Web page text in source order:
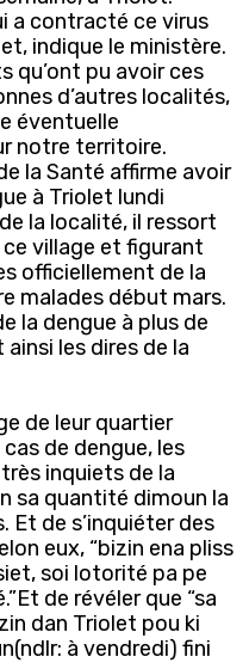
a contracté ce virus
indique le ministère.
qu’ont pu avoir ces
d’autres localités,
éventuelle
notre territoire.
la Santé affirme avoir
à Triolet lundi
la localité, il ressort
village et figurant
officiellement de la
malades début mars.
la dengue à plus de
les dires de la
de leur quartier
de dengue, les
inquiets de la
sa quantité dimoun la
Et de s’inquiéter des
eux, “bizin ena pliss
soi lotorité pa pe
de révéler que “sa
dan Triolet pou ki
à vendredi) fini